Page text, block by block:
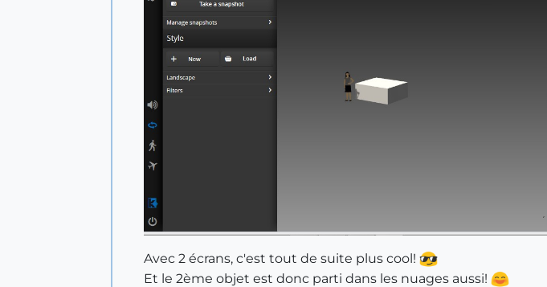
Avec 2 écrans, c'est tout de suite plus cool!
Et le 2ème objet est donc parti dans les nuages aussi!